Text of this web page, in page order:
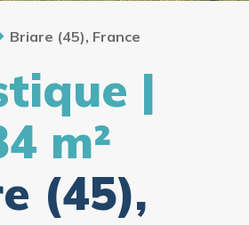
Briare (45), France
|
m²
(45),